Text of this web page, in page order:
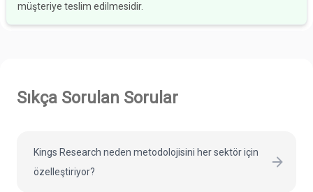
müşteriye teslim edilmesidir.
Sıkça Sorulan Sorular
Kings Research neden metodolojisini her sektör için
özelleştiriyor?